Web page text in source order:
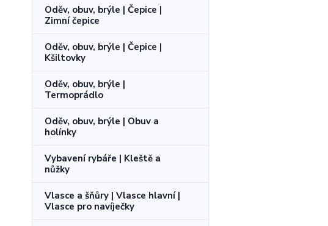
Oděv, obuv, brýle | Čepice |
Zimní čepice
Oděv, obuv, brýle | Čepice |
Kšiltovky
Oděv, obuv, brýle |
Termoprádlo
Oděv, obuv, brýle | Obuv a
holínky
Vybavení rybáře | Kleště a
nůžky
Vlasce a šňůry | Vlasce hlavní |
Vlasce pro navíječky